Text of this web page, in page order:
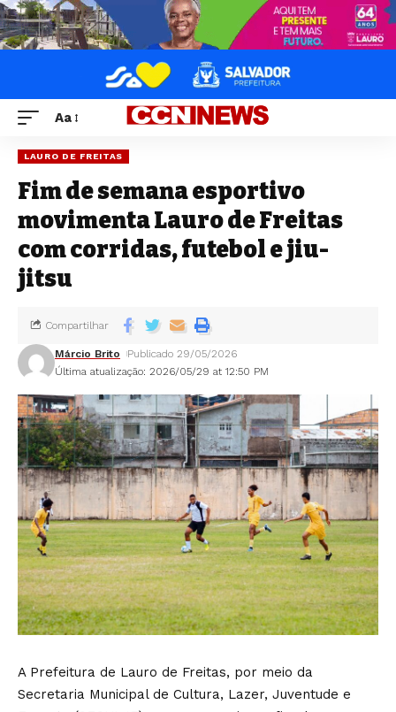
Aa
LAURO DE FREITAS
Fim de semana esportivo
movimenta Lauro de Freitas
com corridas, futebol e jiu-
jitsu
Última atualização: 2026/05/29 at 12:50 PM
Márcio Brito Publicado 29/05/2026
Compartilhar
A Prefeitura de Lauro de Freitas, por meio da
Secretaria Municipal de Cultura, Lazer, Juventude e